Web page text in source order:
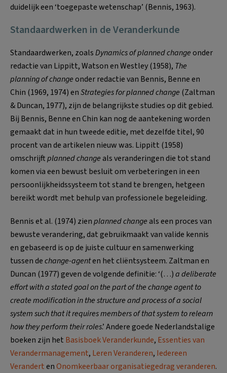
duidelijk een ‘toegepaste wetenschap’ (Bennis, 1963).
Standaardwerken in de Veranderkunde
Standaardwerken, zoalsDynamics of planned changeonder
redactie van Lippitt, Watson en Westley (1958), The
planning of changeonder redactie van Bennis, Benne en
Chin (1969, 1974) enStrategies for planned change (Zaltman
& Duncan, 1977), zijn de belangrijkste studies op dit gebied.
Bij Bennis, Benne en Chin kan nog de aantekening worden
gemaakt dat in hun tweede editie, met dezelfde titel, 90
procent van de artikelen nieuw was. Lippitt (1958)
omschrijftplanned changeals veranderingen die tot stand
komen via een bewust besluit om verbeteringen in een
persoonlijkheidssysteem tot stand te brengen, hetgeen
bereikt wordt met behulp van professionele begeleiding.
Bennis et al. (1974) zienplanned changeals een proces van
bewuste verandering, dat gebruikmaakt van valide kennis
en gebaseerd is op de juiste cultuur en samenwerking
tussen dechange-agenten het cliëntsysteem. Zaltman en
Duncan (1977) geven de volgende definitie: ‘(…)a deliberate
effort with a stated goal on the part of the change agent to
create modification in the structure and process of a social
system such that it requires members of that system to relearn
how they perform their roles.’ Andere goede Nederlandstalige
boeken zijn het Basisboek Veranderkunde, Essenties van
Verandermanagement, Leren Veranderen, Iedereen
VerandertenOnomkeerbaar organisatiegedrag veranderen.